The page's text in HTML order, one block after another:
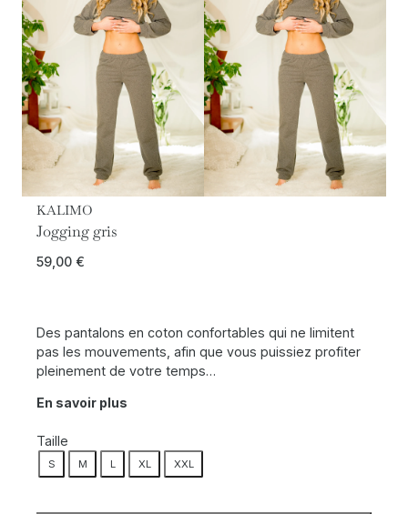
KALIMO
Jogging gris
59,00 €
Des pantalons en coton confortables qui ne limitent
pas les mouvements, afin que vous puissiez profiter
pleinement de votre temps…
En savoir plus
Taille
S M L XL XXL